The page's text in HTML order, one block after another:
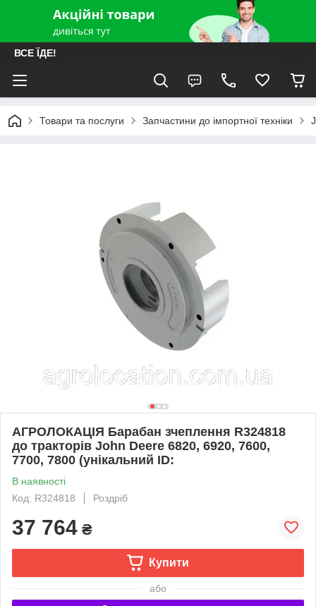
ВСЕ ЇДЕ!
Товари та послуги Запчастини до імпортної техніки
АГРОЛОКАЦІЯ Барабан зчеплення R324818
до тракторів John Deere 6820, 6920, 7600,
7700, 7800 (унікальний ID:
В наявності
Код: R324818
Роздріб
37 764 ₴
Купити
або